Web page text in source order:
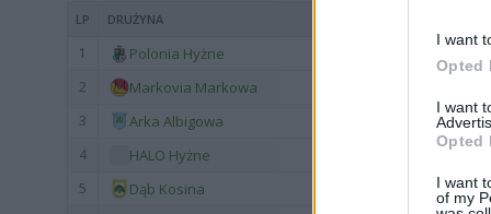
I want
Opted
I want
Opted
I want
of my
LP DRUŻYNA
1 Polonia Hyżne
2 Markovia Markowa
3 Arka Albigowa
4 HALO Hyżne
5 Dąb Kosina